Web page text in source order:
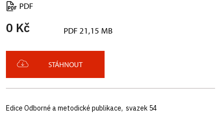
PDF
0 Kč PDF 21,15 MB
STÁHNOUT
Edice Odborné a metodické publikace, svazek 54